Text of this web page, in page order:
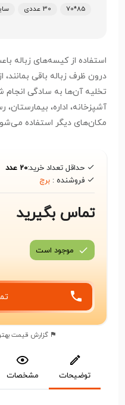
85*70 30 عددی
استفاده از کیسه‌های زباله
درون ظرف زباله باقی
تخلیه آن‌ها به سادگی انجام
آشپزخانه، اداره، بیمارستان،
مکان‌های دیگر استفاده
حداقل تعداد خرید:20 عدد
فروشنده :برچ
تماس بگیرید
موجود است
گزارش قیمت
توضیحات مشخصات